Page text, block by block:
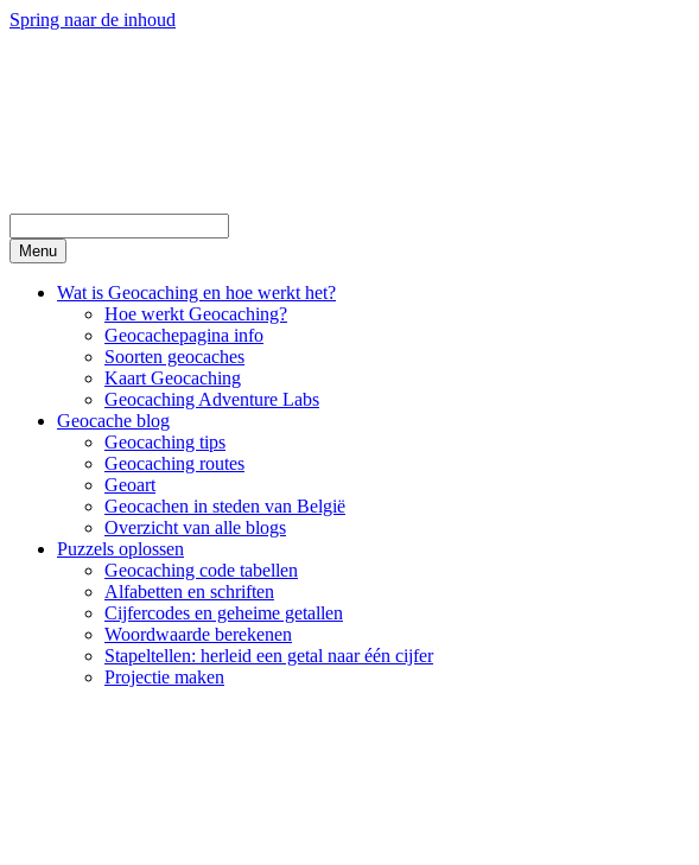
Spring naar de inhoud
Menu
Wat is Geocaching en hoe werkt het?
Hoe werkt Geocaching?
Geocachepagina info
Soorten geocaches
Kaart Geocaching
Geocaching Adventure Labs
Geocache blog
Geocaching tips
Geocaching routes
Geoart
Geocachen in steden van België
Overzicht van alle blogs
Puzzels oplossen
Geocaching code tabellen
Alfabetten en schriften
Cijfercodes en geheime getallen
Woordwaarde berekenen
Stapeltellen: herleid een getal naar één cijfer
Projectie maken